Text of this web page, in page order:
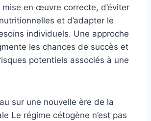
mise en œuvre correcte, d’éviter
et d’adapter le
individuels. Une approche
les chances de succès et
potentiels associés à une
sur une nouvelle ère de la
Le régime cétogène n’est pas